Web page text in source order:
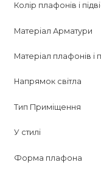
Колір плафонів і
Матеріал Арматури
Матеріал плафонів і
Напрямок світла
Тип Приміщення
У стилі
Форма плафона